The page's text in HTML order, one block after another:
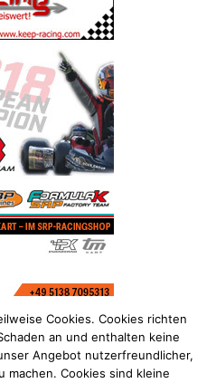
Cookies. Cookies richten
an und enthalten keine
Angebot nutzerfreundlicher,
Cookies sind kleine